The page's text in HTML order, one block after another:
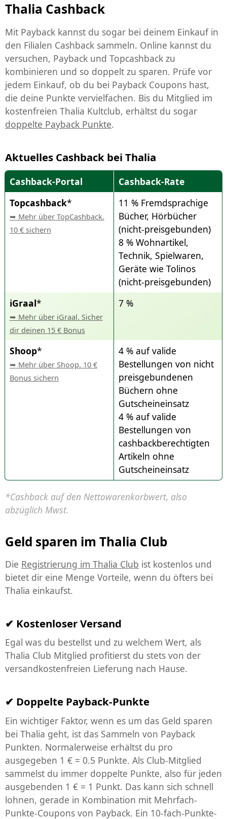
Thalia Cashback
Mit Payback kannst du sogar bei deinem Einkauf in
den Filialen Cashback sammeln. Online kannst du
versuchen, Payback und Topcashback zu
kombinieren und so doppelt zu sparen. Prüfe vor
jedem Einkauf, ob du bei Payback Coupons hast,
die deine Punkte vervielfachen. Bis du Mitglied im
kostenfreien Thalia Kultclub, erhältst du sogar
doppelte Payback Punkte.
Aktuelles Cashback bei Thalia
Cashback-Portal
Cashback-Rate
Topcashback*
➥ Mehr über TopCashback.
10 € sichern
11 % Fremdsprachige
Bücher, Hörbücher
(nicht-preisgebunden)
8 % Wohnartikel,
Technik, Spielwaren,
Geräte wie Tolinos
(nicht-preisgebunden)
iGraal*
➥ Mehr über iGraal. Sicher
dir deinen 15 € Bonus
7 %
Shoop*
➥ Mehr über Shoop. 10 €
Bonus sichern
4 % auf valide
Bestellungen von nicht
preisgebundenen
Büchern ohne
Gutscheineinsatz
4 % auf valide
Bestellungen von
cashbackberechtigten
Artikeln ohne
Gutscheineinsatz
*Cashback auf den Nettowarenkorbwert, also
abzüglich Mwst.
Geld sparen im Thalia Club
Die Registrierung im Thalia Club ist kostenlos und
bietet dir eine Menge Vorteile, wenn du öfters bei
Thalia einkaufst.
Kostenloser Versand
Egal was du bestellst und zu welchem Wert, als
Thalia Club Mitglied profitierst du stets von der
versandkostenfreien Lieferung nach Hause.
Doppelte Payback-Punkte
Ein wichtiger Faktor, wenn es um das Geld sparen
bei Thalia geht, ist das Sammeln von Payback
Punkten. Normalerweise erhältst du pro
ausgegeben 1 € = 0.5 Punkte. Als Club-Mitglied
sammelst du immer doppelte Punkte, also für jeden
ausgebenden 1 € = 1 Punkt. Das kann sich schnell
lohnen, gerade in Kombination mit Mehrfach-
Punkte-Coupons von Payback. Ein 10-fach-Punkte-